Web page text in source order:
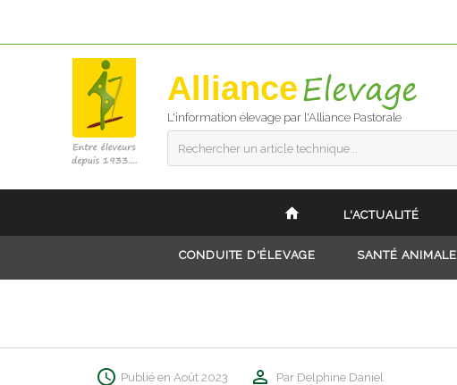
Alliance
L'information élevage par l'Alliance Pastorale
Rechercher un article technique...
L'ACTUALITÉ
CONDUITE D'ÉLEVAGE SANTÉ ANIMALE
Publié en Août 2023 Par Delphine Daniel